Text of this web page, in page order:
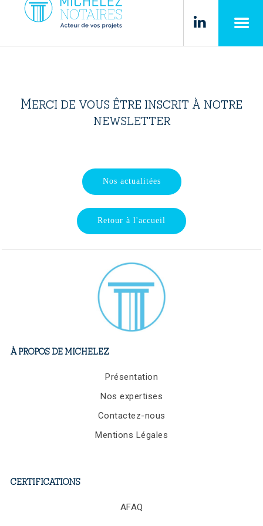
ANNONCES
RSE
ESPACE CLIENT
NOUS REJOINDRE
Merci de vous être inscrit à notre
newsletter
Nos actualitées
Retour à l'accueil
À PROPOS DE MICHELEZ
Présentation
Nos expertises
Contactez-nous
Mentions Légales
CERTIFICATIONS
AFAQ
Panneau de gestion des cookies